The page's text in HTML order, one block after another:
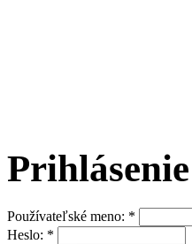
Prihlásenie
Používateľské meno: *
Heslo: *